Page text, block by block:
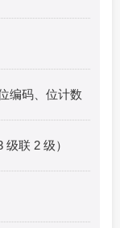
编码、位计数
联 2 级）